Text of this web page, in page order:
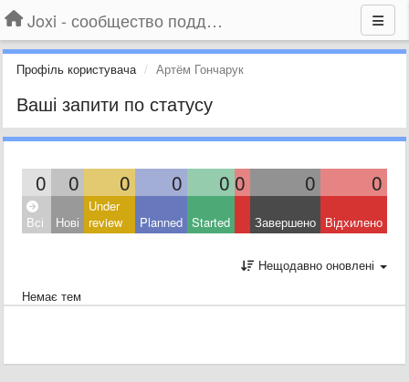
Joxi - сообщество поддержки
Профіль користувача Артём Гончарук
Ваші запити по статусу
0 0 0 0 0 0 0 0
Всі Нові
Under
review
Planned Started Завершено Відхилено
Нещодавно оновлені
Немає тем